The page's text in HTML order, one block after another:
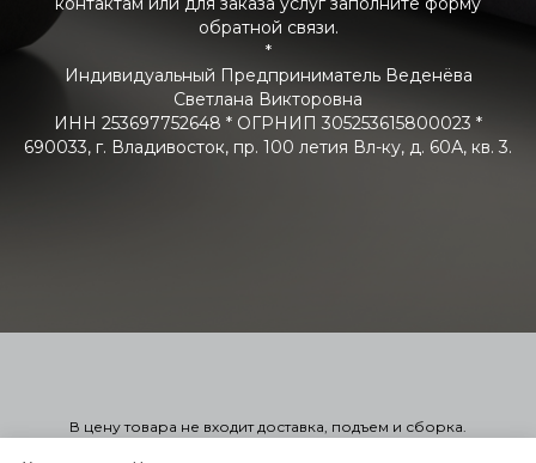
обратной связи.
*
Индивидуальный Предприниматель Веденёва
Светлана Викторовна
ИНН 253697752648 * ОГРНИП 305253615800023 *
690033, г. Владивосток, пр. 100 летия Вл-ку, д. 60А, кв. 3.
В цену товара не входит доставка, подъем и сборка.